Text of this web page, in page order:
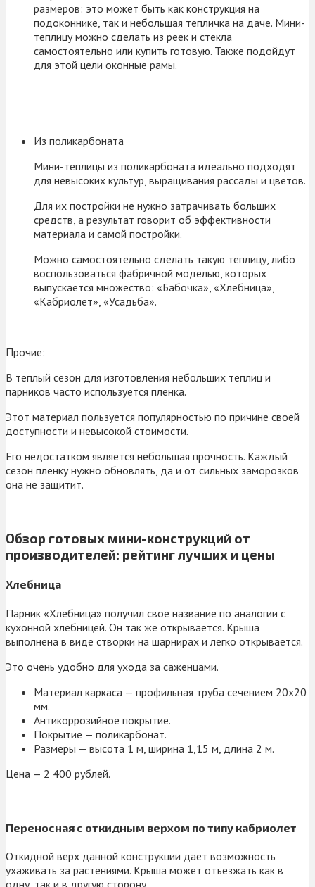
размеров: это может быть как конструкция на
подоконнике, так и небольшая тепличка на даче. Мини-
теплицу можно сделать из реек и стекла
самостоятельно или купить готовую. Также подойдут
для этой цели оконные рамы.
Из поликарбоната
Мини-теплицы из поликарбоната идеально подходят
для невысоких культур, выращивания рассады и цветов.
Для их постройки не нужно затрачивать больших
средств, а результат говорит об эффективности
материала и самой постройки.
Можно самостоятельно сделать такую теплицу, либо
воспользоваться фабричной моделью, которых
выпускается множество: «Бабочка», «Хлебница»,
«Кабриолет», «Усадьба».
Прочие:
В теплый сезон для изготовления небольших теплиц и
парников часто используется пленка.
Этот материал пользуется популярностью по причине своей
доступности и невысокой стоимости.
Его недостатком является небольшая прочность. Каждый
сезон пленку нужно обновлять, да и от сильных заморозков
она не защитит.
Обзор готовых мини-конструкций от
производителей: рейтинг лучших и цены
Хлебница
Парник «Хлебница» получил свое название по аналогии с
кухонной хлебницей. Он так же открывается. Крыша
выполнена в виде створки на шарнирах и легко открывается.
Это очень удобно для ухода за саженцами.
Материал каркаса — профильная труба сечением 20х20
мм.
Антикоррозийное покрытие.
Покрытие — поликарбонат.
Размеры — высота 1 м, ширина 1,15 м, длина 2 м.
Цена — 2 400 рублей.
Переносная с откидным верхом по типу кабриолет
Откидной верх данной конструкции дает возможность
ухаживать за растениями. Крыша может отъезжать как в